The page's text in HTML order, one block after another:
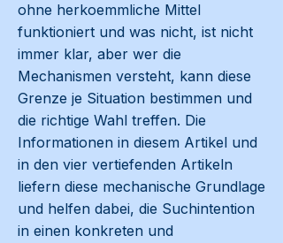
ohne herkoemmliche Mittel
funktioniert und was nicht, ist nicht
immer klar, aber wer die
Mechanismen versteht, kann diese
Grenze je Situation bestimmen und
die richtige Wahl treffen. Die
Informationen in diesem Artikel und
in den vier vertiefenden Artikeln
liefern diese mechanische Grundlage
und helfen dabei, die Suchintention
in einen konkreten und